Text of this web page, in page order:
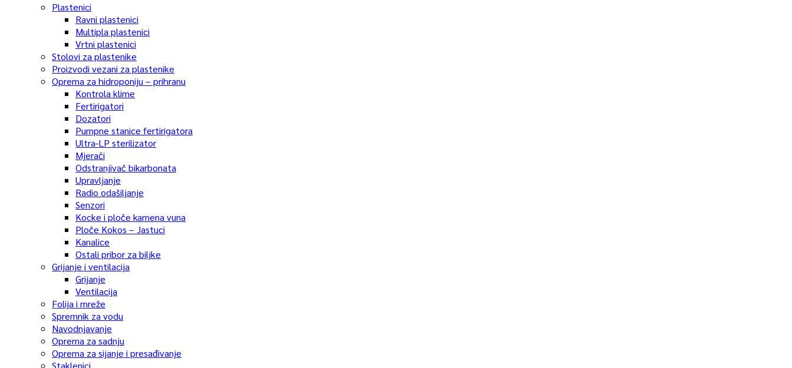
Plastenici
Ravni plastenici
Multipla plastenici
Vrtni plastenici
Stolovi za plastenike
Proizvodi vezani za plastenike
Oprema za hidroponiju – prihranu
Kontrola klime
Fertirigatori
Dozatori
Pumpne stanice fertirigatora
Ultra-LP sterilizator
Mjerači
Odstranjivač bikarbonata
Upravljanje
Radio odašiljanje
Senzori
Kocke i ploče kamena vuna
Ploče Kokos – Jastuci
Kanalice
Ostali pribor za biljke
Grijanje i ventilacija
Grijanje
Ventilacija
Folija i mreže
Spremnik za vodu
Navodnjavanje
Oprema za sadnju
Oprema za sijanje i presađivanje
Staklenici